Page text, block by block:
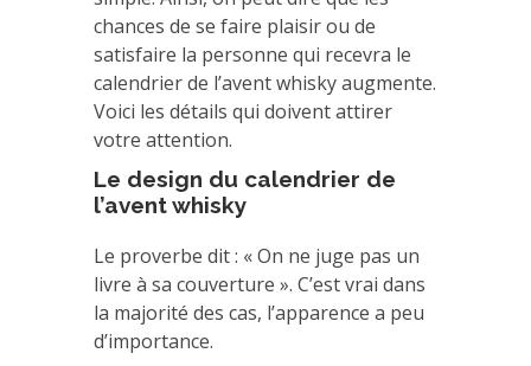
chances de se faire plaisir ou de
satisfaire la personne qui recevra le
calendrier de l’avent whisky augmente.
Voici les détails qui doivent attirer
votre attention.
Le design du calendrier de
l’avent whisky
Le proverbe dit : « On ne juge pas un
livre à sa couverture ». C’est vrai dans
la majorité des cas, l’apparence a peu
d’importance.